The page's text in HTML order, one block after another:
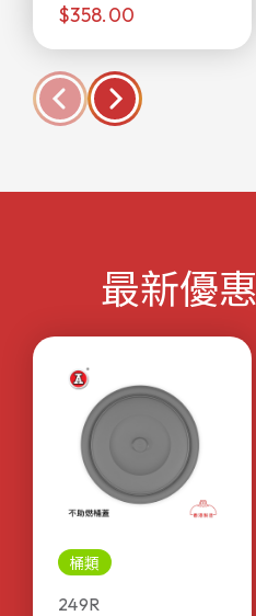
$358.00
最新優惠
桶類
249R